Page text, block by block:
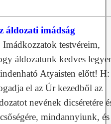
áldozati imádság
Imádkozzatok testvéreim,
áldozatunk kedves
Atyaisten előtt! H:
el az Úr kezedből az
nevének dicséretére
mindannyiunk, és